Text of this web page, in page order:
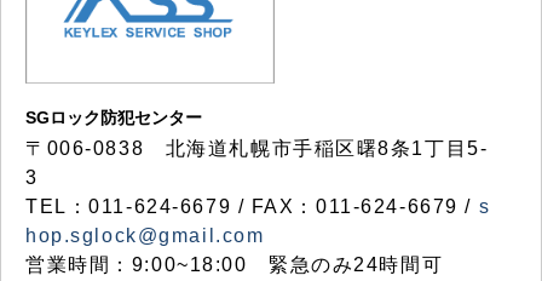
SGロック防犯センター
〒006-0838 北海道札幌市手稲区曙8条1丁目5-
3
TEL：011-624-6679 / FAX：011-624-6679 / s
hop.sglock@gmail.com
営業時間：9:00~18:00 緊急のみ24時間可